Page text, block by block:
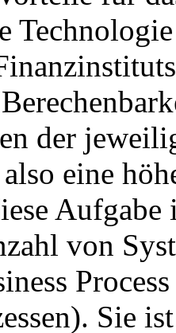
der
eine
Aufgabe
von
Sie